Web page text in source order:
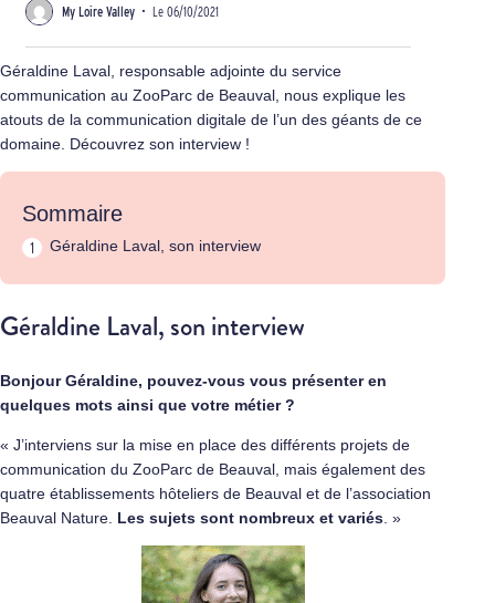
My Loire Valley • Le 06/10/2021
Géraldine Laval, responsable adjointe du service
communication au ZooParc de Beauval, nous explique les
atouts de la communication digitale de l’un des géants de ce
domaine. Découvrez son interview !
Sommaire
Géraldine Laval, son interview
Géraldine Laval, son interview
Bonjour Géraldine, pouvez-vous vous présenter en
quelques mots ainsi que votre métier ?
« J’interviens sur la mise en place des différents projets de
communication du ZooParc de Beauval, mais également des
quatre établissements hôteliers de Beauval et de l’association
Beauval Nature. Les sujets sont nombreux et variés . »